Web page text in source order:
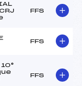
FFS
FFS
10°
FFS